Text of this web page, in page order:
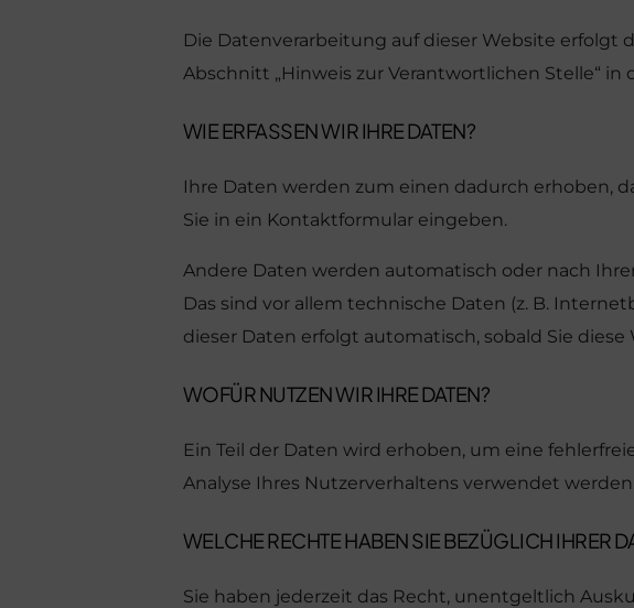
Die Datenverarbeitung auf dieser Website
Abschnitt „Hinweis zur Verantwortlichen Stelle“
WIE ERFASSEN WIR IHRE DATEN?
Ihre Daten werden zum einen dadurch erhoben,
Sie in ein Kontaktformular eingeben.
Andere Daten werden automatisch oder nach
Das sind vor allem technische Daten (z. B.
dieser Daten erfolgt automatisch, sobald Sie
WOFÜR NUTZEN WIR IHRE DATEN?
Ein Teil der Daten wird erhoben, um eine
Analyse Ihres Nutzerverhaltens verwendet
WELCHE RECHTE HABEN SIE BEZÜGLICH IHRER
Sie haben jederzeit das Recht, unentgeltlich